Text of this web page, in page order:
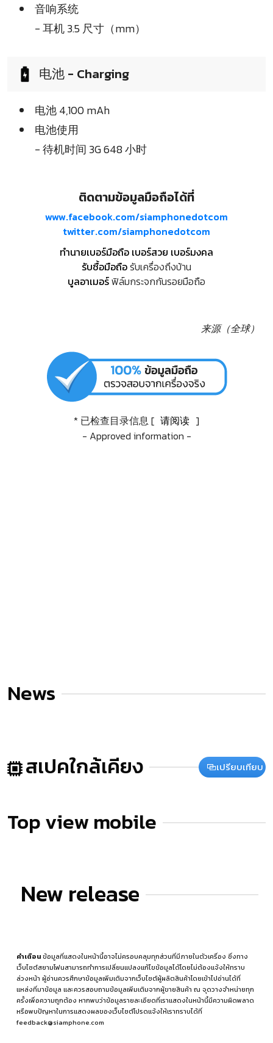
音响系统
- 耳机 3.5 尺寸（mm）
电池 - Charging
电池 4,100 mAh
电池使用
- 待机时间 3G 648 小时
ติดตามข้อมูลมือถือได้ที่
www.facebook.com/siamphonedotcom
twitter.com/siamphonedotcom
ทำนายเบอร์มือถือ เบอร์สวย เบอร์มงคล
รับซื้อมือถือรับเครื่องถึงบ้าน
บูลอาเมอร์ฟิล์มกระจกกันรอยมือถือ
来源（全球）
* 已检查目录信息 [ 请阅读 ]
- Approved information -
News
สเปคใกล้เคียง เปรียบเทียบ
Top view mobile
New release
คำเตือนข้อมูลที่แสดงในหน้านี้อาจไม่ครอบคลุมทุกส่วนที่มีภายในตัวเครื่อง ซึ่งทาง
เว็บไซต์สยามโฟนสามารถทำการเปลี่ยนแปลงแก้ไขข้อมูลได้โดยไม่ต้องแจ้งให้ทราบ
ล่วงหน้า ผู้อ่านควรศึกษาข้อมูลเพิ่มเติมจากเว็บไซต์ผู้ผลิตสินค้าโดยเข้าไปอ่านได้ที่
แหล่งที่มาข้อมูล และควรสอบถามข้อมูลเพิ่มเติมจากผู้ขายสินค้า ณ จุดวางจำหน่ายทุก
ครั้งเพื่อความถูกต้อง หากพบว่าข้อมูลรายละเอียดที่เราแสดงในหน้านี้มีความผิดพลาด
หรือพบปัญหาในการแสดงผลของเว็บไซต์โปรดแจ้งให้เราทราบได้ที่
feedback@siamphone.com